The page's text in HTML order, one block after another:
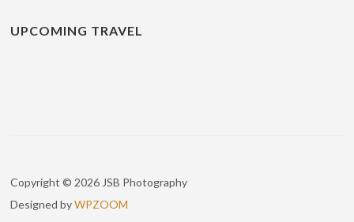
UPCOMING TRAVEL
Copyright © 2026 JSB Photography
Designed byWPZOOM